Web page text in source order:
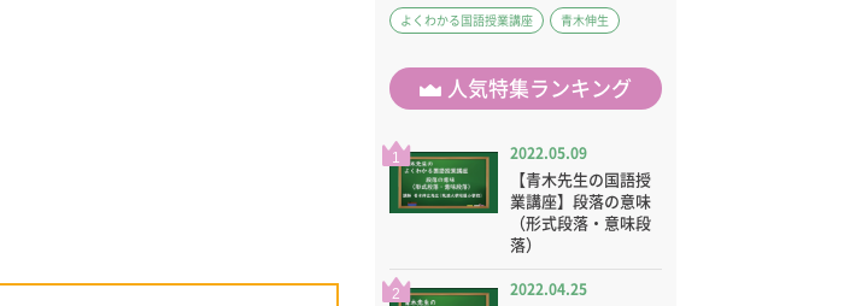
よくわかる国語授業講座 青木伸生
人気特集ランキング
1 2022.05.09
【青木先生の国語授
業講座】段落の意味
（形式段落・意味段
落）
2 2022.04.25